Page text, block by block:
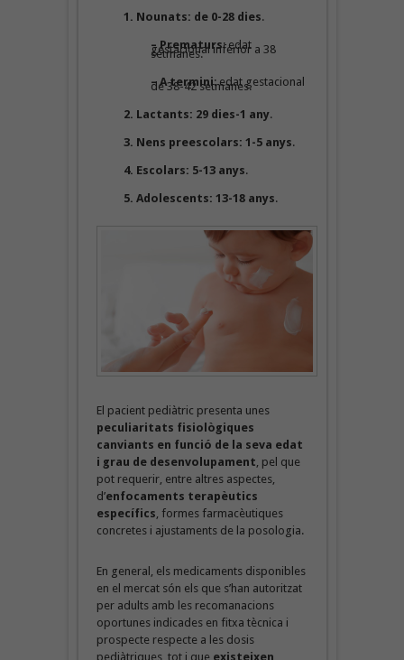
1. Nounats: de 0-28 dies.
– Prematurs: edat
gestacional inferior a 38
setmanes.
– A termini: edat gestacional
de 38-42 setmanes.
2. Lactants: 29 dies-1 any.
3. Nens preescolars: 1-5 anys.
4. Escolars: 5-13 anys.
5. Adolescents: 13-18 anys.
El pacient pediàtric presenta unes
peculiaritats fisiològiques
canviants en funció de la seva edat
i grau de desenvolupament , pel que
pot requerir, entre altres aspectes,
d’enfocaments terapèutics
específics , formes farmacèutiques
concretes i ajustaments de la posologia.
En general, els medicaments disponibles
en el mercat són els que s’han autoritzat
per adults amb les recomanacions
oportunes indicades en fitxa tècnica i
prospecte respecte a les dosis
pediàtriques, tot i que existeixen